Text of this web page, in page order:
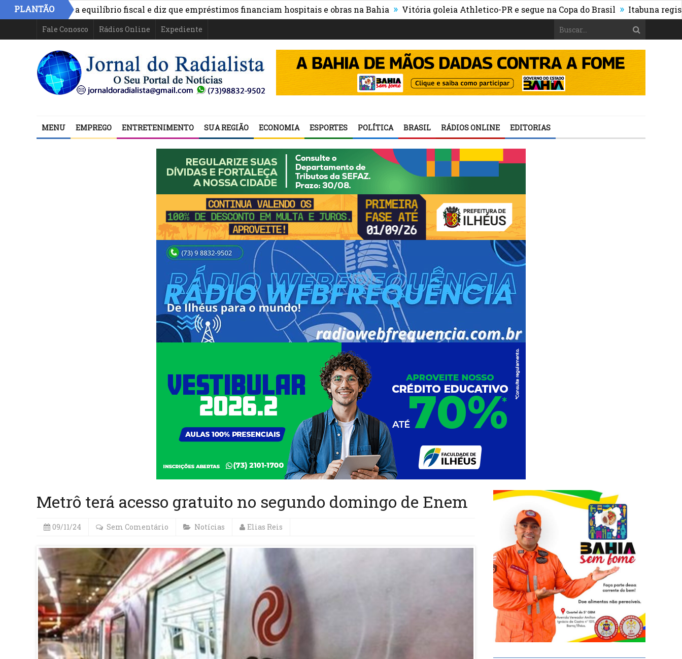
PLANTÃO
aponta equilíbrio fiscal e diz que empréstimos financiam hospitais e obras na Bahia » Vitória goleia Athletico-PR e segue na Copa do Brasil » Itabuna registra
Fale Conosco Rádios Online Expediente
MENU EMPREGO ENTRETENIMENTO SUA REGIÃO ECONOMIA ESPORTES POLÍTICA BRASIL RÁDIOS ONLINE EDITORIAS
Metrô terá acesso gratuito no segundo domingo de Enem
09/11/24 Sem Comentário Notícias Elias Reis